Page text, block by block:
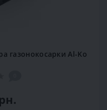
газонокосарки Al-Ko